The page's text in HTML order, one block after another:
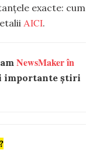
exacte: cum
AICI.
NewsMaker în
importante știri